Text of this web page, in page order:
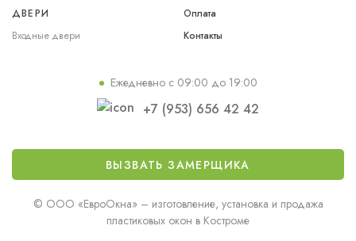
ДВЕРИ
Входные двери
Оплата
Контакты
© ООО «ЕвроОкна» – изготовление, установка и продажа
пластиковых окон в Костроме
Ежедневно с 09:00 до 19:00
ВЫЗВАТЬ ЗАМЕРЩИКА
+7 (953) 656 42 42